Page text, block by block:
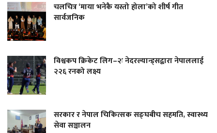
चलचित्र ‘माया भनेकै यस्तो होला’को शीर्ष गीत
सार्वजनिक
विश्वकप क्रिकेट लिग–२ः नेदरल्यान्ड्सद्वारा नेपाललाई
२२६ रनको लक्ष्य
सरकार र नेपाल चिकित्सक सङ्घबीच सहमति, स्वास्थ्य
सेवा सञ्चालन